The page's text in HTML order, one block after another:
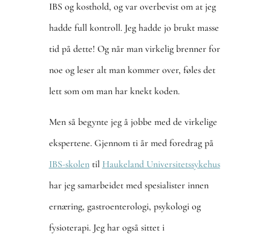
IBS og kosthold, og var overbevist om at jeg
hadde full kontroll. Jeg hadde jo brukt masse
tid på dette! Og når man virkelig brenner for
noe og leser alt man kommer over, føles det
lett som om man har knekt koden.
Men så begynte jeg å jobbe med de virkelige
ekspertene. Gjennom ti år med foredrag på
IBS-skolentil Haukeland Universitetssykehus
har jeg samarbeidet med spesialister innen
ernæring, gastroenterologi, psykologi og
fysioterapi. Jeg har også sittet i